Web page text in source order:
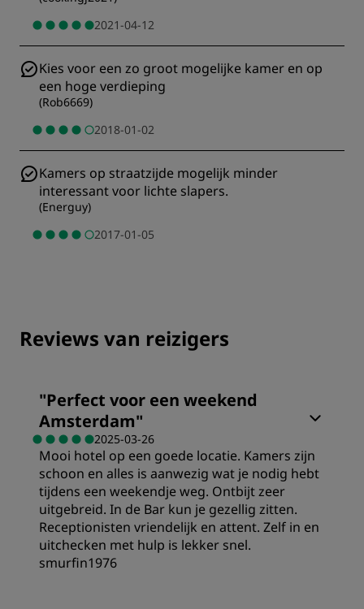
2021-04-12
Kies voor een zo groot mogelijke kamer en op
een hoge verdieping
(Rob6669)
2018-01-02
Kamers op straatzijde mogelijk minder
interessant voor lichte slapers.
(Energuy)
2017-01-05
Reviews van reizigers
"Perfect voor een weekend
Amsterdam"
2025-03-26
Mooi hotel op een goede locatie. Kamers zijn
schoon en alles is aanwezig wat je nodig hebt
tijdens een weekendje weg. Ontbijt zeer
uitgebreid. In de Bar kun je gezellig zitten.
Receptionisten vriendelijk en attent. Zelf in en
uitchecken met hulp is lekker snel.
smurfin1976